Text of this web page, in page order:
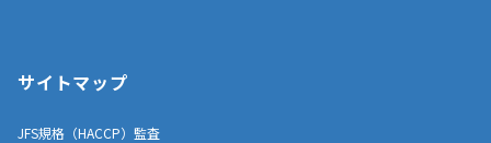
サイトマップ
JFS規格（HACCP）監査